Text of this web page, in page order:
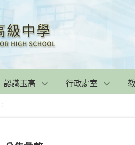
認識玉高 行政處室
:::